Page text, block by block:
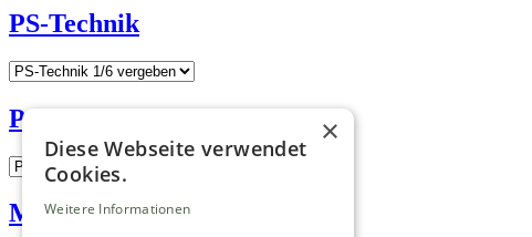
PS-Technik
Patentbetten Matzek
Mein Holter Bad
×
Diese Webseite verwendet
Cookies.
Weitere Informationen